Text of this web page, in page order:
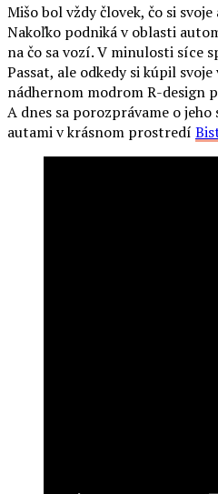
Mišo bol vždy človek, čo si
Nakoľko podniká v oblasti
na čo sa vozí. V minulosti síce
Passat, ale odkedy si kúpil svoje
nádhernom modrom R-design
A dnes sa porozprávame o
autami v krásnom prostredí